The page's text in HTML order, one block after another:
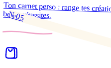
Ton carnet perso : range tes
belles réussites.
№05